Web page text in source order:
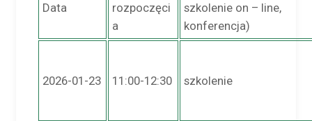
Data
rozpoczęci
a
szkolenie on – line,
konferencja)
2026-01-23 11:00-12:30 szkolenie